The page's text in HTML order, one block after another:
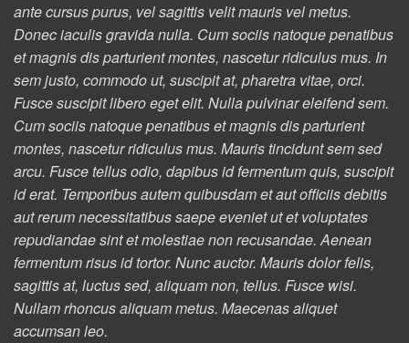
ante cursus purus, vel sagittis velit mauris vel metus.
Donec iaculis gravida nulla. Cum sociis natoque penatibus
et magnis dis parturient montes, nascetur ridiculus mus. In
sem justo, commodo ut, suscipit at, pharetra vitae, orci.
Fusce suscipit libero eget elit. Nulla pulvinar eleifend sem.
Cum sociis natoque penatibus et magnis dis parturient
montes, nascetur ridiculus mus. Mauris tincidunt sem sed
arcu. Fusce tellus odio, dapibus id fermentum quis, suscipit
id erat. Temporibus autem quibusdam et aut officiis debitis
aut rerum necessitatibus saepe eveniet ut et voluptates
repudiandae sint et molestiae non recusandae. Aenean
fermentum risus id tortor. Nunc auctor. Mauris dolor felis,
sagittis at, luctus sed, aliquam non, tellus. Fusce wisi.
Nullam rhoncus aliquam metus. Maecenas aliquet
accumsan leo.